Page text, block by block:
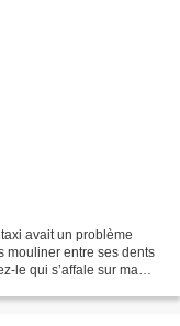
avait un problème
mouliner entre ses dents
le qui s’affale sur ma